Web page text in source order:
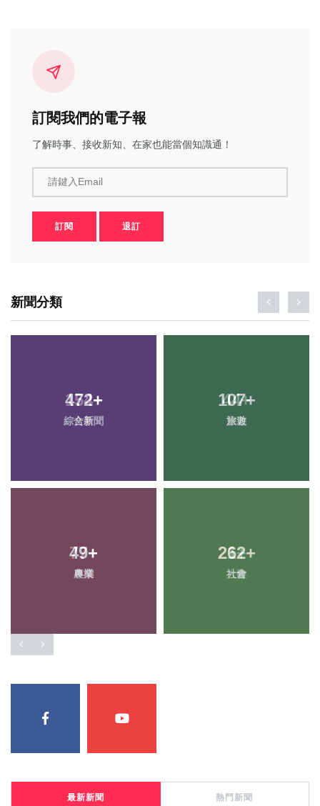
訂閱我們的電子報
了解時事、接收新知、在家也能當個知識通！
請鍵入Email
訂閱 退訂
新聞分類
472+
綜合新聞
107+
旅遊
49+
農業
262+
社會
最新新聞 熱門新聞